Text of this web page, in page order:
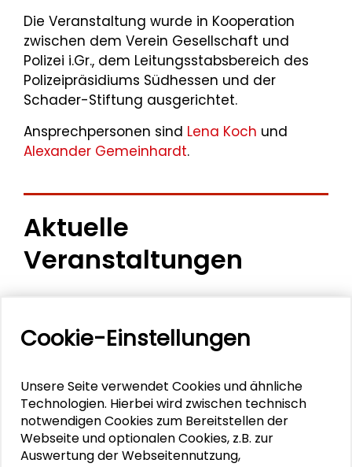
Die Veranstaltung wurde in Kooperation
zwischen dem Verein Gesellschaft und
Polizei i.Gr., dem Leitungsstabsbereich des
Polizeipräsidiums Südhessen und der
Schader-Stiftung ausgerichtet.
Ansprechpersonen sind Lena Koch und
Alexander Gemeinhardt.
Aktuelle
Veranstaltungen
11. Internationale Waldkunstkonferenz
Schlüsseltexte für die Wirtschaft von morgen
Zusammen mehr erreichen – Zukunftsbündnis im
Dialog
Schader-Festival 2026
Cookie-Einstellungen
Unsere Seite verwendet Cookies und ähnliche
Technologien. Hierbei wird zwischen technisch
notwendigen Cookies zum Bereitstellen der
Webseite und optionalen Cookies, z.B. zur
Auswertung der Webseitennutzung,